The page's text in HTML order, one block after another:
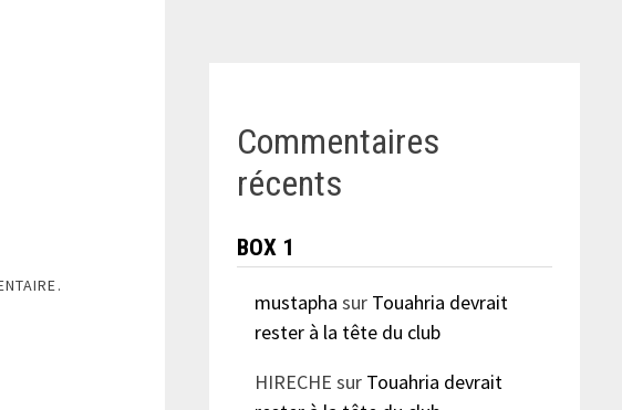
Commentaires
récents
BOX 1
mustapha sur Touahria devrait
rester à la tête du club
HIRECHE sur Touahria devrait